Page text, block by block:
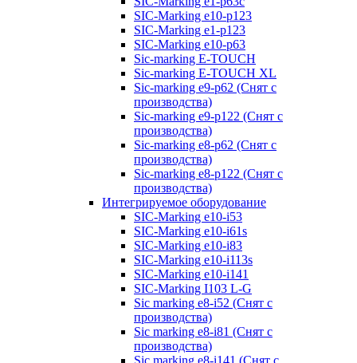
SIC-Marking e10-p123
SIC-Marking e1-p123
SIC-Marking e10-p63
Sic-marking E-TOUCH
Sic-marking E-TOUCH XL
Sic-marking e9-p62 (Снят с
производства)
Sic-marking e9-p122 (Снят с
производства)
Sic-marking e8-p62 (Снят с
производства)
Sic-marking e8-p122 (Снят с
производства)
Интегрируемое оборудование
SIC-Marking e10-i53
SIC-Marking e10-i61s
SIC-Marking e10-i83
SIC-Marking e10-i113s
SIC-Marking e10-i141
SIC-Marking I103 L-G
Sic marking e8-i52 (Снят с
производства)
Sic marking e8-i81 (Снят с
производства)
Sic marking e8-i141 (Снят с